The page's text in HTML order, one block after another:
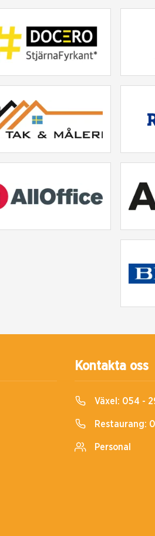
Kontakta oss
Växel: 054 -
Restaurang:
Personal